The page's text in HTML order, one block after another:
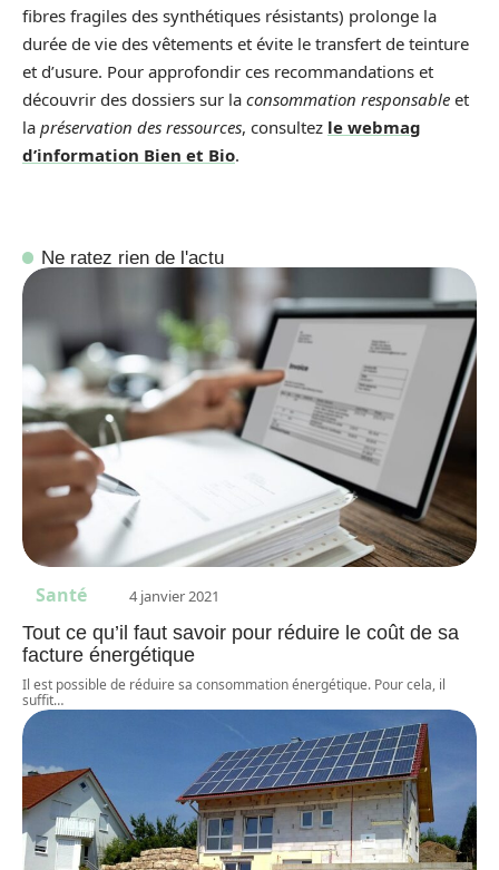
fibres fragiles des synthétiques résistants) prolonge la
durée de vie des vêtements et évite le transfert de teinture
et d’usure. Pour approfondir ces recommandations et
découvrir des dossiers sur la consommation responsable et
la préservation des ressources, consultez le webmag
d’information Bien et Bio.
Ne ratez rien de l'actu
Santé 4 janvier 2021
Tout ce qu’il faut savoir pour réduire le coût de sa
facture énergétique
Il est possible de réduire sa consommation énergétique. Pour cela, il
suffit…